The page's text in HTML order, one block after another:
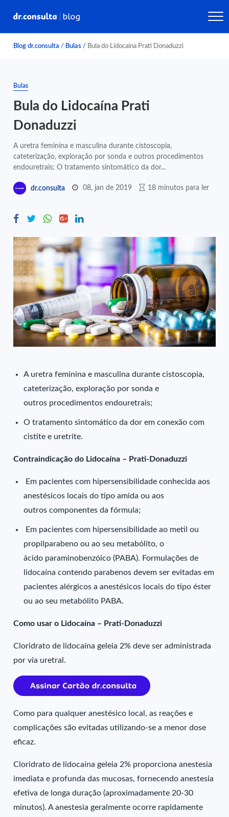
Blog dr.consulta / Bulas / Bula do Lidocaína Prati Donaduzzi
Bulas
Bula do Lidocaína Prati
Donaduzzi
A uretra feminina e masculina durante cistoscopia,
cateterização, exploração por sonda e outros procedimentos
endouretrais; O tratamento sintomático da dor...
dr.consulta 08, jan de 2019 18 minutos para ler
A uretra feminina e masculina durante cistoscopia,
cateterização, exploração por sonda e
outros procedimentos endouretrais;
O tratamento sintomático da dor em conexão com
cistite e uretrite.
Contraindicação do Lidocaína – Prati-Donaduzzi
Em pacientes com hipersensibilidade conhecida aos
anestésicos locais do tipo amida ou aos
outros componentes da fórmula;
Em pacientes com hipersensibilidade ao metil ou
propilparabeno ou ao seu metabólito, o
ácido paraminobenzóico (PABA). Formulações de
lidocaína contendo parabenos devem ser evitadas em
pacientes alérgicos a anestésicos locais do tipo éster
ou ao seu metabólito PABA.
Como usar o Lidocaína – Prati-Donaduzzi
Cloridrato de lidocaína geleia 2% deve ser administrada
por via uretral.
Como para qualquer anestésico local, as reações e
complicações são evitadas utilizando-se a menor dose
eficaz.
Cloridrato de lidocaína geleia 2% proporciona anestesia
imediata e profunda das mucosas, fornecendo anestesia
efetiva de longa duração (aproximadamente 20-30
minutos). A anestesia geralmente ocorre rapidamente